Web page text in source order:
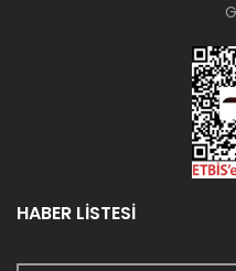
HABER LİSTESİ